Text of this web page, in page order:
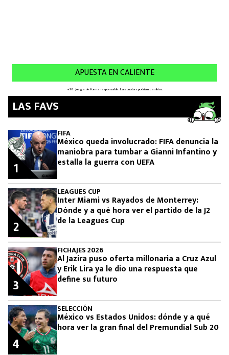
LAS FAVS
FIFA
México queda involucrado: FIFA denuncia la
maniobra para tumbar a Gianni Infantino y
estalla la guerra con UEFA
1
LEAGUES CUP
Inter Miami vs Rayados de Monterrey:
Dónde y a qué hora ver el partido de la J2
de la Leagues Cup
2
FICHAJES 2026
Al Jazira puso oferta millonaria a Cruz Azul
y Erik Lira ya le dio una respuesta que
define su futuro
3
SELECCIÓN
México vs Estados Unidos: dónde y a qué
hora ver la gran final del Premundial Sub 20
4